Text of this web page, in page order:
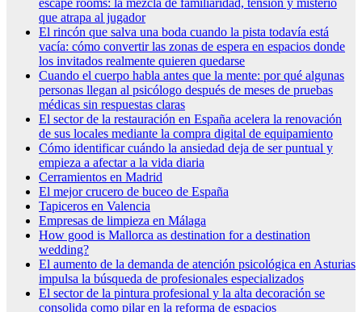
que atrapa al jugador
El rincón que salva una boda cuando la pista todavía está
vacía: cómo convertir las zonas de espera en espacios donde
los invitados realmente quieren quedarse
Cuando el cuerpo habla antes que la mente: por qué algunas
personas llegan al psicólogo después de meses de pruebas
médicas sin respuestas claras
El sector de la restauración en España acelera la renovación
de sus locales mediante la compra digital de equipamiento
Cómo identificar cuándo la ansiedad deja de ser puntual y
empieza a afectar a la vida diaria
Cerramientos en Madrid
El mejor crucero de buceo de España
Tapiceros en Valencia
Empresas de limpieza en Málaga
How good is Mallorca as destination for a destination
wedding?
El aumento de la demanda de atención psicológica en Asturias
impulsa la búsqueda de profesionales especializados
El sector de la pintura profesional y la alta decoración se
consolida como pilar en la reforma de espacios